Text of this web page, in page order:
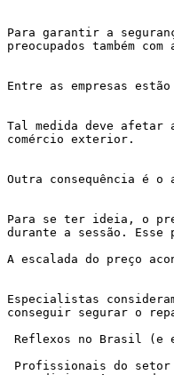
Para garantir a
preocupados também
Entre as empresas
Tal medida deve afetar
comércio exterior.
Outra consequência é
Para se ter ideia, o
durante a sessão. Esse
A escalada do preço
Especialistas
conseguir segurar o